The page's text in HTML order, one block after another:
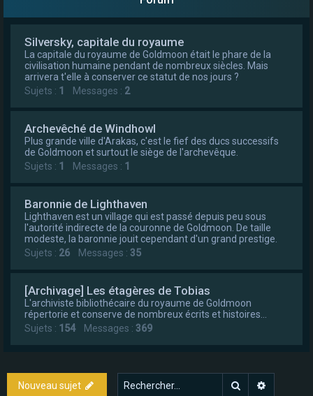
Silversky, capitale du royaume
La capitale du royaume de Goldmoon était le phare de la
civilisation humaine pendant de nombreux siècles. Mais
arrivera t'elle à conserver ce statut de nos jours ?
Sujets : 1 Messages : 2
Archevêché de Windhowl
Plus grande ville d'Arakas, c'est le fief des ducs successifs
de Goldmoon et surtout le siège de l'archevêque.
Sujets : 1 Messages : 1
Baronnie de Lighthaven
Lighthaven est un village qui est passé depuis peu sous
l'autorité indirecte de la couronne de Goldmoon. De taille
modeste, la baronnie jouit cependant d'un grand prestige.
Sujets : 26 Messages : 35
[Archivage] Les étagères de Tobias
L'archiviste bibliothécaire du royaume de Goldmoon
répertorie et conserve de nombreux écrits et histoires...
Sujets : 154Messages : 369
Nouveau sujet Rechercher